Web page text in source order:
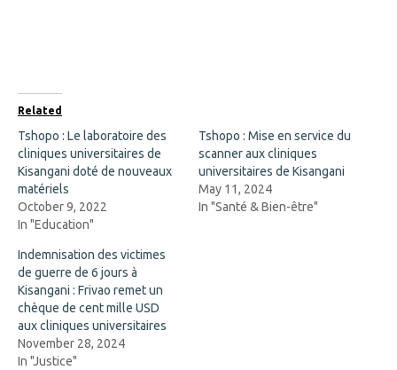
b
o
o
k
(
O
p
e
n
s
i
n
w
w
i
n
d
o
w
)
i
n
n
e
w
i
n
)
Related
Tshopo : Le laboratoire des
cliniques universitaires de
Kisangani doté de nouveaux
matériels
October 9, 2022
In "Education"
Tshopo : Mise en service du
scanner aux cliniques
universitaires de Kisangani
May 11, 2024
In "Santé & Bien-être"
Indemnisation des victimes
de guerre de 6 jours à
Kisangani : Frivao remet un
chèque de cent mille USD
aux cliniques universitaires
November 28, 2024
In "Justice"